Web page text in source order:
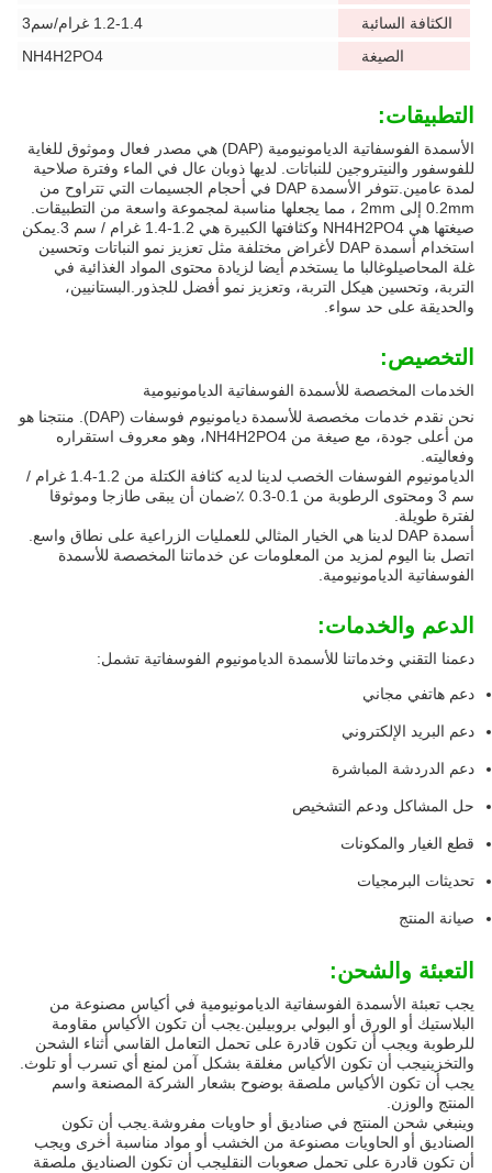
الكثافة السائبة
1.2-1.4 غرام/سم3
الصيغة
NH4H2PO4
التطبيقات:
الأسمدة الفوسفاتية الديامونيومية (DAP) هي مصدر فعال وموثوق للغاية
للفوسفور والنيتروجين للنباتات. لديها ذوبان عال في الماء وفترة صلاحية
لمدة عامين.تتوفر الأسمدة DAP في أحجام الجسيمات التي تتراوح من
0.2mm إلى 2mm ، مما يجعلها مناسبة لمجموعة واسعة من التطبيقات.
صيغتها هي NH4H2PO4 وكثافتها الكبيرة هي 1.2-1.4 غرام / سم 3.يمكن
استخدام أسمدة DAP لأغراض مختلفة مثل تعزيز نمو النباتات وتحسين
غلة المحاصيلوغالبا ما يستخدم أيضا لزيادة محتوى المواد الغذائية في
التربة، وتحسين هيكل التربة، وتعزيز نمو أفضل للجذور.البستانيين،
والحديقة على حد سواء.
التخصيص:
الخدمات المخصصة للأسمدة الفوسفاتية الديامونيومية
نحن نقدم خدمات مخصصة للأسمدة ديامونيوم فوسفات (DAP). منتجنا هو
من أعلى جودة، مع صيغة من NH4H2PO4، وهو معروف استقراره
وفعاليته.
الديامونيوم الفوسفات الخصب لدينا لديه كثافة الكتلة من 1.2-1.4 غرام /
سم 3 ومحتوى الرطوبة من 0.1-0.3 ٪ضمان أن يبقى طازجا وموثوقا
لفترة طويلة.
أسمدة DAP لدينا هي الخيار المثالي للعمليات الزراعية على نطاق واسع.
اتصل بنا اليوم لمزيد من المعلومات عن خدماتنا المخصصة للأسمدة
الفوسفاتية الديامونيومية.
الدعم والخدمات:
دعمنا التقني وخدماتنا للأسمدة الديامونيوم الفوسفاتية تشمل:
دعم هاتفي مجاني
دعم البريد الإلكتروني
دعم الدردشة المباشرة
حل المشاكل ودعم التشخيص
قطع الغيار والمكونات
تحديثات البرمجيات
صيانة المنتج
التعبئة والشحن:
يجب تعبئة الأسمدة الفوسفاتية الديامونيومية في أكياس مصنوعة من
البلاستيك أو الورق أو البولي بروبيلين.يجب أن تكون الأكياس مقاومة
للرطوبة ويجب أن تكون قادرة على تحمل التعامل القاسي أثناء الشحن
والتخزينيجب أن تكون الأكياس مغلقة بشكل آمن لمنع أي تسرب أو تلوث.
يجب أن تكون الأكياس ملصقة بوضوح بشعار الشركة المصنعة واسم
المنتج والوزن.
وينبغي شحن المنتج في صناديق أو حاويات مفروشة.يجب أن تكون
الصناديق أو الحاويات مصنوعة من الخشب أو مواد مناسبة أخرى ويجب
أن تكون قادرة على تحمل صعوبات النقليجب أن تكون الصناديق ملصقة